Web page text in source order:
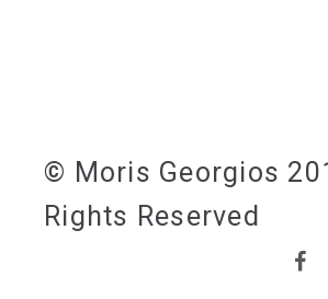
© Moris Georgios
Rights Reserved